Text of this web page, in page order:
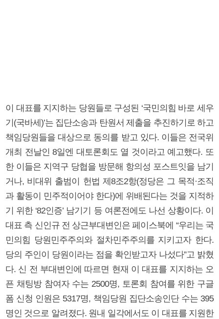
이 대표를 지지하는 당원들로 구성된 ‘국민의힘 바로 세우
기(국바세)’는 집단소송과 탄원서 제출을 추진하기로 하고
책임당원들을 대상으로 동의를 받고 있다. 이들은 전국위
개최 전날인 8일엔 대토론회도 열 것이라고 예고했다. 또
한 이들은 지역구 당협을 방문해 항의성 포스트잇을 남기
거나, 비대위 출범이 헌법 제8조2항(정당은 그 목적·조직
과 활동이 민주적이어야 한다)에 위배된다는 것을 지적하
기 위한 ‘82인증’ 남기기 등 여론전에도 나선 상황이다. 이
대표 측 신인규 전 상근부대변인은 페이스북에 “우리는 국
민의힘 당원민주주의와 절차민주주의를 지키고자 한다.
당의 주인이 당원이라는 점을 확인받고자 나섰다”고 밝혔
다. 신 전 부대변인에 따르면 현재 이 대표를 지지하는 오
픈 채팅방 참여자 수는 2500명, 토론회 참여를 위한 구글
폼 신청 인원은 5317명, 책임당원 집단소송인단 수는 395
명인 것으로 알려졌다. 원내 일각에서도 이 대표를 지원한